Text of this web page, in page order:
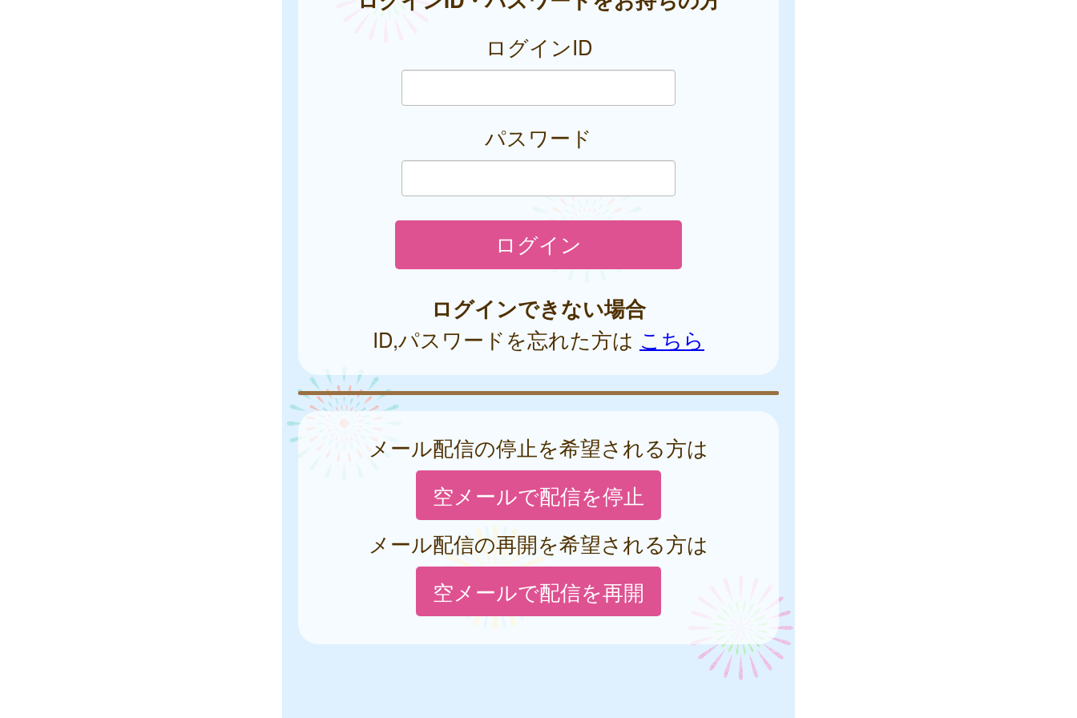
ログインID
パスワード
ログインできない場合
ID,パスワードを忘れた方は こちら
メール配信の停止を希望される方は
空メールで配信を停止
メール配信の再開を希望される方は
空メールで配信を再開